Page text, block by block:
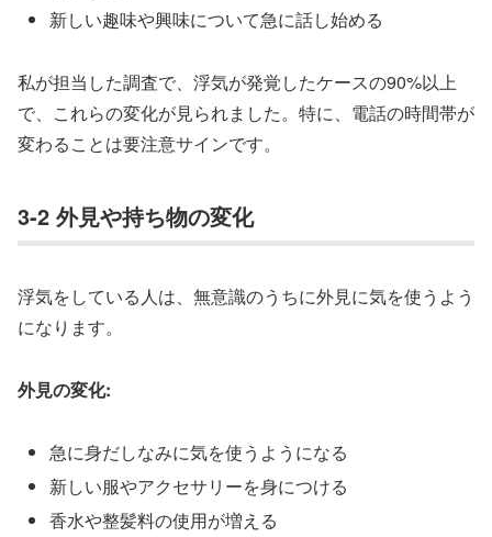
新しい趣味や興味について急に話し始める
私が担当した調査で、浮気が発覚したケースの90%以上
で、これらの変化が見られました。特に、電話の時間帯が
変わることは要注意サインです。
3-2 外見や持ち物の変化
浮気をしている人は、無意識のうちに外見に気を使うよう
になります。
外見の変化:
急に身だしなみに気を使うようになる
新しい服やアクセサリーを身につける
香水や整髪料の使用が増える